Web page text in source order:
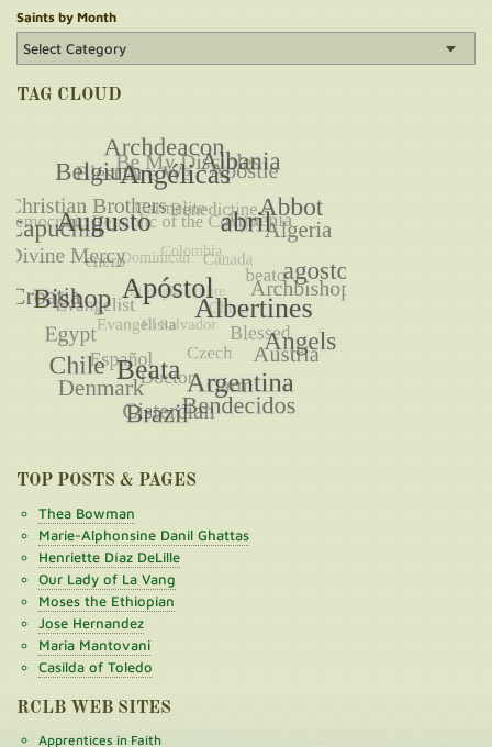
Saints by Month
TAG CLOUD
TOP POSTS & PAGES
Thea Bowman
Marie-Alphonsine Danil Ghattas
Henriette Díaz DeLille
Our Lady of La Vang
Moses the Ethiopian
Jose Hernandez
Maria Mantovani
Casilda of Toledo
RCLB WEB SITES
Apprentices in Faith